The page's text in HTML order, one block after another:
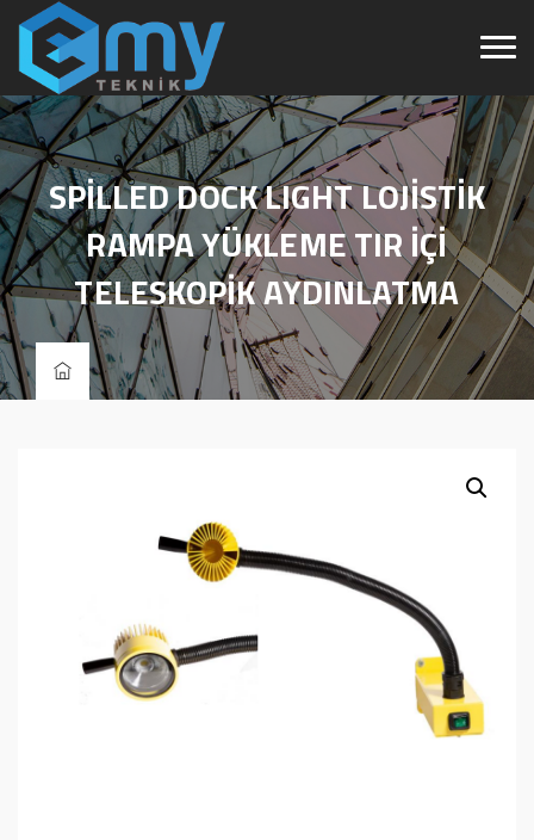
SPİLLED DOCK LIGHT LOJİSTİK
RAMPA YÜKLEME TIR İÇİ
TELESKOPİK AYDINLATMA